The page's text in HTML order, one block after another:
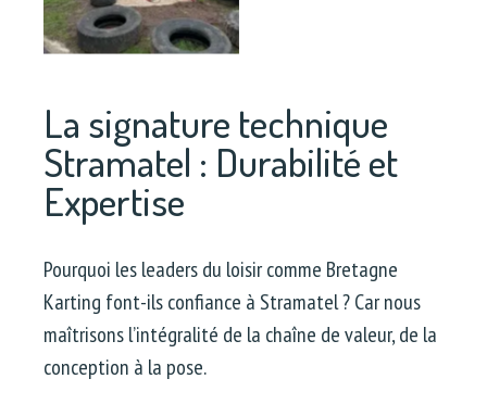
La signature technique
Stramatel : Durabilité et
Expertise
Pourquoi les leaders du loisir comme Bretagne
Karting font-ils confiance à Stramatel ? Car nous
maîtrisons l’intégralité de la chaîne de valeur, de la
conception à la pose.